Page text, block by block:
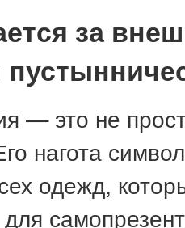
за
— это не
нагота
одежд,
для